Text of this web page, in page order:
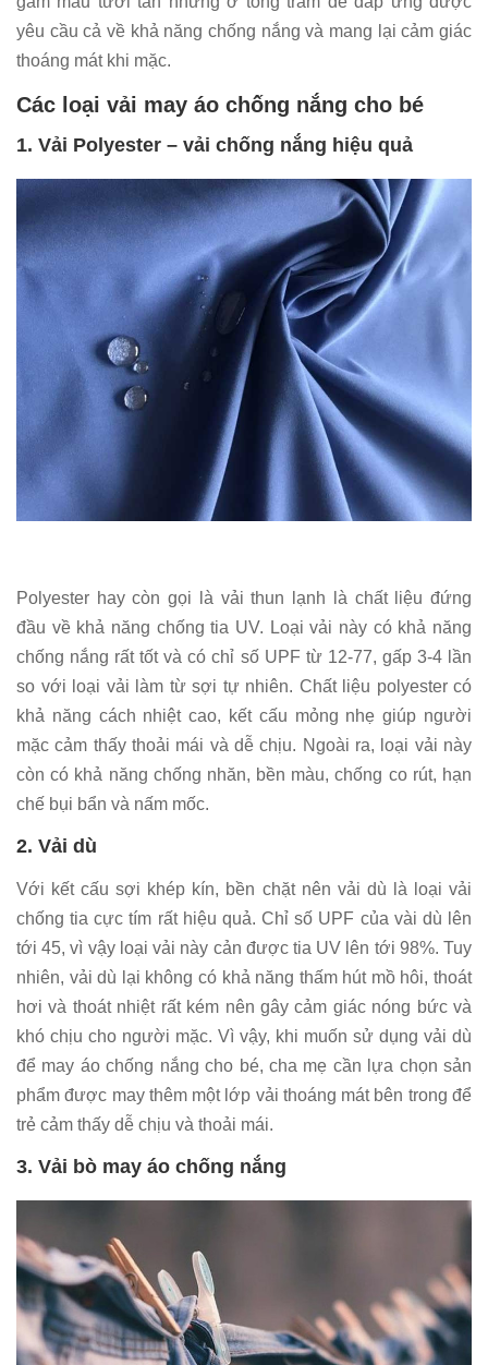
yêu cầu cả về khả năng chống nắng và mang lại cảm giác
thoáng mát khi mặc.
Các loại vải may áo chống nắng cho bé
1. Vải Polyester – vải chống nắng hiệu quả
Polyester hay còn gọi là vải thun lạnh là chất liệu đứng
đầu về khả năng chống tia UV. Loại vải này có khả năng
chống nắng rất tốt và có chỉ số UPF từ 12-77, gấp 3-4 lần
so với loại vải làm từ sợi tự nhiên. Chất liệu polyester có
khả năng cách nhiệt cao, kết cấu mỏng nhẹ giúp người
mặc cảm thấy thoải mái và dễ chịu. Ngoài ra, loại vải này
còn có khả năng chống nhăn, bền màu, chống co rút, hạn
chế bụi bẩn và nấm mốc.
2. Vải dù
Với kết cấu sợi khép kín, bền chặt nên vải dù là loại vải
chống tia cực tím rất hiệu quả. Chỉ số UPF của vài dù lên
tới 45, vì vậy loại vải này cản được tia UV lên tới 98%. Tuy
nhiên, vải dù lại không có khả năng thấm hút mồ hôi, thoát
hơi và thoát nhiệt rất kém nên gây cảm giác nóng bức và
khó chịu cho người mặc. Vì vậy, khi muốn sử dụng vải dù
để may áo chống nắng cho bé, cha mẹ cần lựa chọn sản
phẩm được may thêm một lớp vải thoáng mát bên trong để
trẻ cảm thấy dễ chịu và thoải mái.
3. Vải bò may áo chống nắng